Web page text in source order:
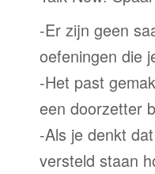
-Er zijn geen
oefeningen die
-Het past
een doorzetter
-Als je denkt
versteld staan